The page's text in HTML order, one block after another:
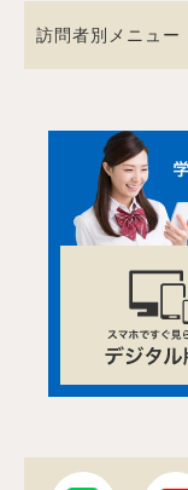
訪問者別メニュー